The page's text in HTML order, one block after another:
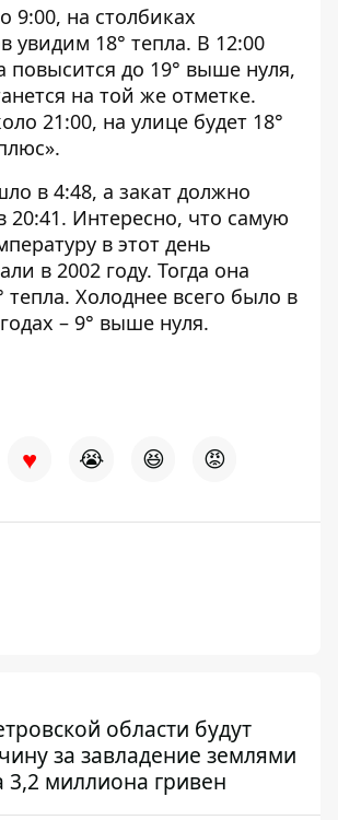
9:00, на столбиках
увидим 18° тепла. В 12:00
повысится до 19° выше нуля,
на той же отметке.
21:00, на улице будет 18°
в 4:48, а закат должно
20:41. Интересно, что самую
в этот день
в 2002 году. Тогда она
тепла. Холоднее всего было в
– 9° выше нуля.
♥ 😭 😆 😡
области будут
за завладение землями
3,2 миллиона гривен